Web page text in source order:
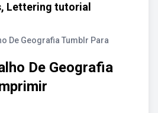
Lettering tutorial
De Geografia Tumblr Para
De Geografia